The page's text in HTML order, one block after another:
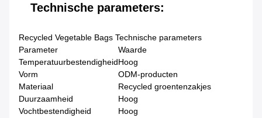
Technische parameters:
Recycled Vegetable Bags Technische parameters
Parameter
Waarde
TemperatuurbestendigheidHoog
Vorm
ODM-producten
Materiaal
Recycled groentenzakjes
Duurzaamheid
Hoog
Vochtbestendigheid
Hoog